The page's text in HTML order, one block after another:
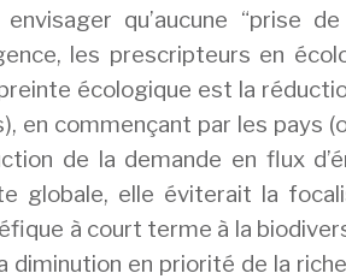
qu’aucune “prise de
les prescripteurs en
écologique est la
en commençant par les pays
de la demande en flux
globale, elle éviterait la
à court terme à la
en priorité de la